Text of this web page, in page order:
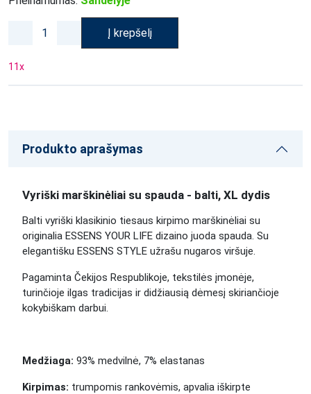
Į krepšelį
11x
Produkto aprašymas
Vyriški marškinėliai su spauda - balti, XL dydis
Balti vyriški klasikinio tiesaus kirpimo marškinėliai su
originalia ESSENS YOUR LIFE dizaino juoda spauda. Su
elegantišku ESSENS STYLE užrašu nugaros viršuje.
Pagaminta Čekijos Respublikoje, tekstilės įmonėje,
turinčioje ilgas tradicijas ir didžiausią dėmesį skiriančioje
kokybiškam darbui.
Medžiaga: 93% medvilnė, 7% elastanas
Kirpimas: trumpomis rankovėmis, apvalia iškirpte